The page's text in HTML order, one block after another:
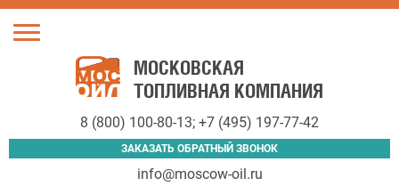
Toggle
МОСКОВСКАЯ
ТОПЛИВНАЯ КОМПАНИЯ
8 (800) 100-80-13; +7 (495) 197-77-42
ЗАКАЗАТЬ ОБРАТНЫЙ ЗВОНОК
info@moscow-oil.ru